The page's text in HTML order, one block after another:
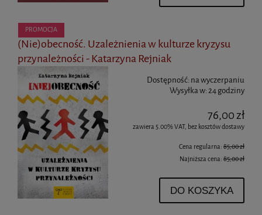
(Nie)obecność. Uzależnienia w kulturze kryzysu
przynależności - Katarzyna Rejniak
Dostępność: na wyczerpaniu
Wysyłka w:24 godziny
76,00 zł
zawiera 5.00% VAT, bez kosztów dostawy
Cena regularna: 85,00 zł
Najniższa cena: 85,00 zł
DO KOSZYKA
PROMOCJA